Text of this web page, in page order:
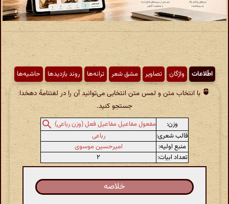
اطّلاعات واژگان تصاویر مشق شعر ترانه‌ها روند بازدیدها حاشیه‌ها
با انتخاب متن و لمس متن انتخابی می‌توانید آن را در لغتنامهٔ دهخدا
جستجو کنید.
وزن:
مفعول مفاعیل مفاعیل فعل (وزن رباعی)
قالب شعری:
رباعی
منبع اولیه:
امیرحسین موسوی
تعداد ابیات:
۲
خلاصه